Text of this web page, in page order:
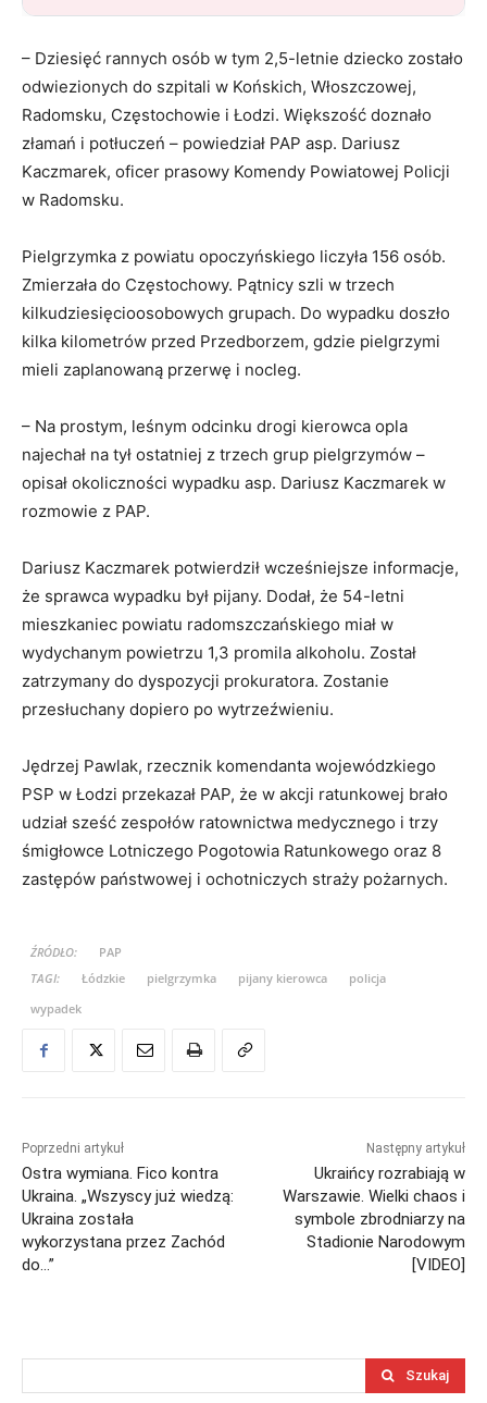
– Dziesięć rannych osób w tym 2,5-letnie dziecko zostało
odwiezionych do szpitali w Końskich, Włoszczowej,
Radomsku, Częstochowie i Łodzi. Większość doznało
złamań i potłuczeń – powiedział PAP asp. Dariusz
Kaczmarek, oficer prasowy Komendy Powiatowej Policji
w Radomsku.
Pielgrzymka z powiatu opoczyńskiego liczyła 156 osób.
Zmierzała do Częstochowy. Pątnicy szli w trzech
kilkudziesięcioosobowych grupach. Do wypadku doszło
kilka kilometrów przed Przedborzem, gdzie pielgrzymi
mieli zaplanowaną przerwę i nocleg.
– Na prostym, leśnym odcinku drogi kierowca opla
najechał na tył ostatniej z trzech grup pielgrzymów –
opisał okoliczności wypadku asp. Dariusz Kaczmarek w
rozmowie z PAP.
Dariusz Kaczmarek potwierdził wcześniejsze informacje,
że sprawca wypadku był pijany. Dodał, że 54-letni
mieszkaniec powiatu radomszczańskiego miał w
wydychanym powietrzu 1,3 promila alkoholu. Został
zatrzymany do dyspozycji prokuratora. Zostanie
przesłuchany dopiero po wytrzeźwieniu.
Jędrzej Pawlak, rzecznik komendanta wojewódzkiego
PSP w Łodzi przekazał PAP, że w akcji ratunkowej brało
udział sześć zespołów ratownictwa medycznego i trzy
śmigłowce Lotniczego Pogotowia Ratunkowego oraz 8
zastępów państwowej i ochotniczych straży pożarnych.
ŹRÓDŁO:
PAP
TAGI:
Łódzkie pielgrzymka pijany kierowca
policja
wypadek
Poprzedni artykuł
Ostra wymiana. Fico kontra
Ukraina. „Wszyscy już wiedzą:
Ukraina została
wykorzystana przez Zachód
do…”
Następny artykuł
Ukraińcy rozrabiają w
Warszawie. Wielki chaos i
symbole zbrodniarzy na
Stadionie Narodowym
[VIDEO]
Szukaj